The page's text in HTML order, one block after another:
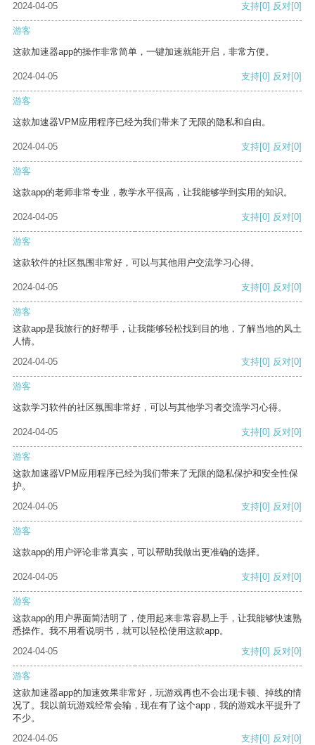
2024-04-05 支持[0] 反对[0]
游客
这款加速器app的操作非常简单，一键加速就能开启，非常方便。
2024-04-05 支持[0] 反对[0]
游客
这款加速器VPM应用程序已经为我们带来了无限的隐私和自由。
2024-04-05 支持[0] 反对[0]
游客
这款app的老师非常专业，教学水平很高，让我能够学到实用的知识。
2024-04-05 支持[0] 反对[0]
游客
这款软件的社区氛围非常好，可以与其他用户交流学习心得。
2024-04-05 支持[0] 反对[0]
游客
这款app是我旅行的好帮手，让我能够轻松找到目的地，了解当地的风土
人情。
2024-04-05
支持[0] 反对[0]
游客
这款学习软件的社区氛围非常好，可以与其他学习者交流学习心得。
2024-04-05 支持[0] 反对[0]
游客
这款加速器VPM应用程序已经为我们带来了无限的隐私保护和安全性保
护。
2024-04-05
支持[0] 反对[0]
游客
这款app的用户评论非常真实，可以帮助我做出更准确的选择。
2024-04-05 支持[0] 反对[0]
游客
这款app的用户界面简洁明了，使用起来非常容易上手，让我能够快速熟
悉操作。我不用看说明书，就可以轻松使用这款app。
2024-04-05
支持[0] 反对[0]
游客
这款加速器app的加速效果非常好，玩游戏再也不会出现卡顿、掉线的情
况了。我以前玩游戏经常会输，现在有了这个app，我的游戏水平提升了
不少。
2024-04-05
支持[0] 反对[0]